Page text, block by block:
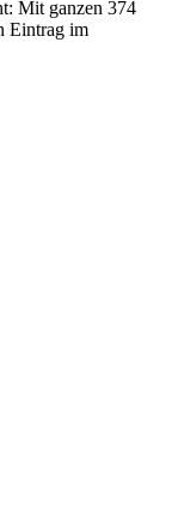
Mit ganzen 374
Eintrag im